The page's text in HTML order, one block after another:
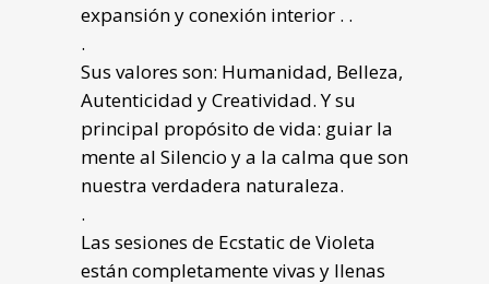
expansión y conexión interior . .
.
Sus valores son: Humanidad, Belleza,
Autenticidad y Creatividad. Y su
principal propósito de vida: guiar la
mente al Silencio y a la calma que son
nuestra verdadera naturaleza.
.
Las sesiones de Ecstatic de Violeta
están completamente vivas y llenas